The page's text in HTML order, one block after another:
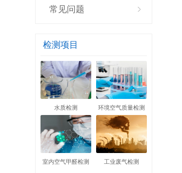
常见问题
检测项目
水质检测 环境空气质量检测
室内空气甲醛检测 工业废气检测